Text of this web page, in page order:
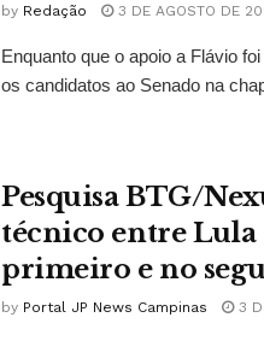
by Redação 3 DE AGOSTO DE
Enquanto que o apoio a Flávio
os candidatos ao Senado na
Pesquisa BTG/
técnico entre Lula
primeiro e no
by Portal JP News Campinas 3